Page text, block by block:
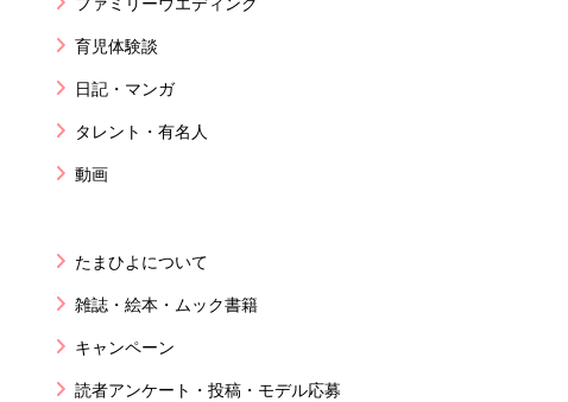
育児体験談
日記・マンガ
タレント・有名人
動画
たまひよについて
雑誌・絵本・ムック書籍
キャンペーン
読者アンケート・投稿・モデル応募